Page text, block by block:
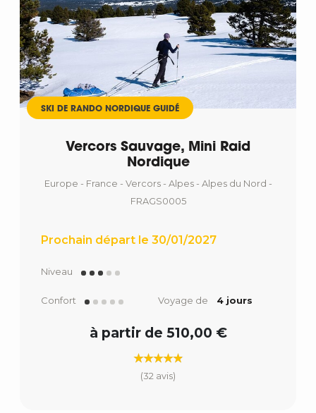
SKI DE RANDO NORDIQUE GUIDÉ
Vercors Sauvage, Mini Raid
Nordique
Europe - France - Vercors - Alpes - Alpes du Nord -
FRAGS0005
Prochain départ le 30/01/2027
Niveau
Confort Voyage de 4 jours
à partir de 510,00 €
(32 avis)